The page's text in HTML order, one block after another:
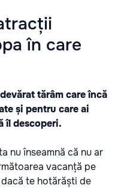
în care
tărâm care încă
și pentru care ai
îl descoperi.
nu înseamnă că nu ar
vacanță pe
te hotărăști de